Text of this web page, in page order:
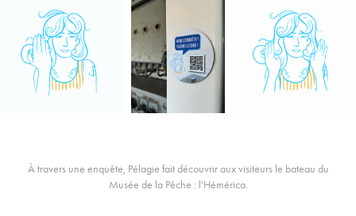
À travers une enquête, Pélagie fait découvrir aux visiteurs le bateau du
Musée de la Pêche : l'Hémérica.